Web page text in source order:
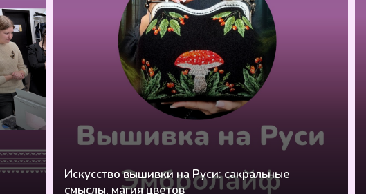
н
д
у
е
м
ы
Искусство вышивки на Руси: сакральные
смыслы, магия цветов